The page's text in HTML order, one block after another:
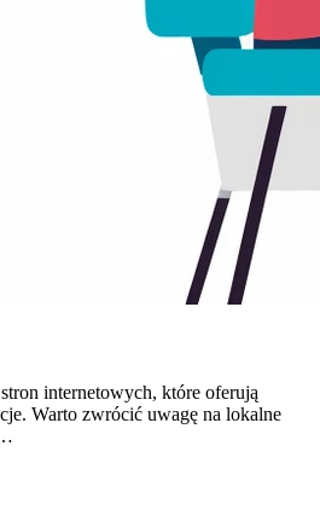
internetowych, które oferują
Warto zwrócić uwagę na lokalne